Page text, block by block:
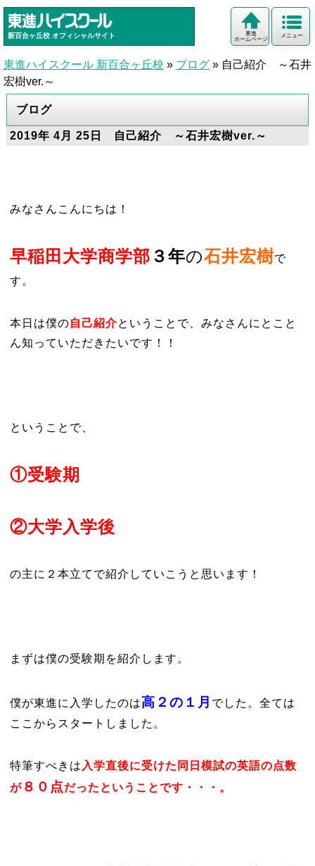
新百合ヶ丘校 オフィシャルサイト メニュー
東進
ホームページ
東進ハイスクール 新百合ヶ丘校 » ブログ » 自己紹介 ～石井
宏樹ver.～
ブログ
2019年 4月 25日 自己紹介 ～石井宏樹ver.～
みなさんこんにちは！
早稲田大学商学部 ３年の石井宏樹で
す。
本日は僕の自己紹介ということで、みなさんにとこと
ん知っていただきたいです！！
ということで、
①受験期
②大学入学後
の主に２本立てで紹介していこうと思います！
まずは僕の受験期を紹介します。
僕が東進に入学したのは高２の１月 でした。全ては
ここからスタートしました。
特筆すべきは 入学直後に受けた同日模試の英語の点数
が８０点だったということです・・・。